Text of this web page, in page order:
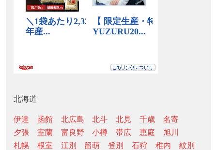
北海道
伊達 函館 北広島 北斗 北見 千歳
名寄
夕張
室蘭 富良野 小樽 帯広 恵庭
旭川
札幌
根室 江別 留萌 登別 石狩 稚内
紋別